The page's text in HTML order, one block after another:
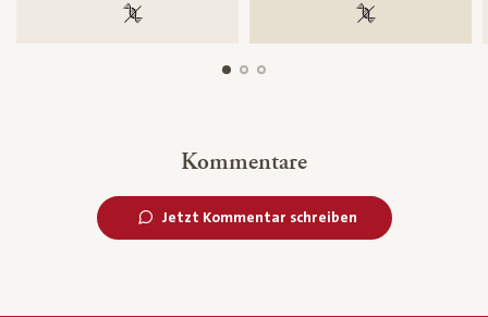
100 % gentechnikfrei 100 %
Kommentare
Jetzt Kommentar schreiben